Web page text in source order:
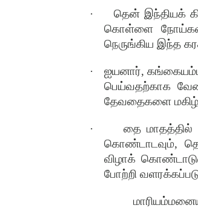
· தென் இந்தியக்
கொள்ளை நோய்கள்
நெருங்கிய இந்த
· ஐயனார்,
பெய்வதற்காக
தேவதைகளை
· தை மாதத்தில்
கொண்டாடவும்,
விழாக்
போற்றி